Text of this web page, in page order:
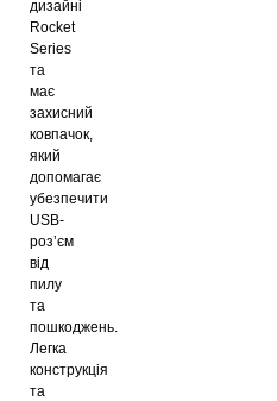
дизайні
Rocket
Series
та
має
захисний
ковпачок,
який
допомагає
убезпечити
USB-
роз’єм
від
пилу
та
пошкоджень.
Легка
конструкція
та